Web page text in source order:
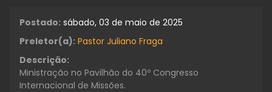
Postado: sábado, 03 de maio de 2025
Preletor(a): Pastor Juliano Fraga
Descrição:
Ministração no Pavilhão do 40º Congresso
Internacional de Missões.